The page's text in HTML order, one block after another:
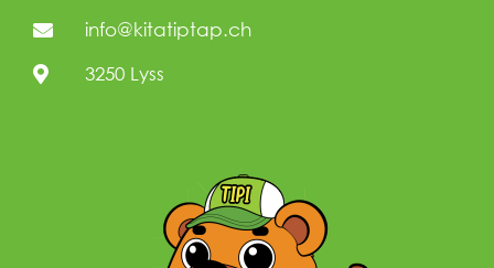
info@kitatiptap.ch
3250 Lyss